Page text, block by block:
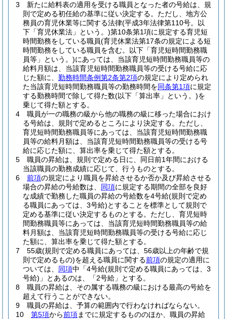
3
新たに給料表の適用を受ける職員となった者の号給は、規
則で定める初任給の基準に従い決定する。 ただし、地方公
務員の育児休業等に関する法律(平成3年法律第110号。以
下「育児休業法」という。)第10条第1項に規定する育児短
時間勤務をしている職員(育児休業法第17条の規定による短
時間勤務をしている職員を含む。以下「育児短時間勤務職
員等」という。)にあっては、当該育児短時間勤務職員等の
給料月額は、当該育児短時間勤務職員等の受ける号給に応
じた額に、 勤務時間条例第2条第2項の規定により定められ
た当該育児短時間勤務職員等の勤務時間を同条第1項に規定
する勤務時間で除して得た数(以下「算出率」という。)を
乗じて得た額とする。
4
職員が一の職務の級から他の職務の級に移った場合におけ
る号給は、規則で定めるところにより決定する。 ただし、
育児短時間勤務職員等にあっては、当該育児短時間勤務職
員等の給料月額は、当該育児短時間勤務職員等の受ける号
給に応じた額に、算出率を乗じて得た額とする。
5
職員の昇給は、規則で定める日に、同日前1年間における
当該職員の勤務成績に応じて、行うものとする。
6
前項の規定により職員を昇給させるか否か及び昇給させる
場合の昇給の号給数は、 同項に規定する期間の全部を良好
な成績で勤務した職員の昇給の号給数を4号給(規則で定め
る職員にあっては、3号給)とすることを標準として規則で
定める基準に従い決定するものとする。 ただし、育児短時
間勤務職員等にあっては、当該育児短時間勤務職員等の給
料月額は、当該育児短時間勤務職員等の受ける号給に応じ
た額に、算出率を乗じて得た額とする。
7
55歳(規則で定める職員にあっては、56歳以上の年齢で規
則で定めるもの)を超える職員に関する前項の規定の適用に
ついては、 同項中「4号給(規則で定める職員にあっては、3
号給) 」とあるのは、「2号給」とする。
8
職員の昇給は、その属する職務の級における最高の号給を
超えて行うことができない。
9
職員の昇給は、予算の範囲内で行わなければならない。
10
第5項から前項までに規定するもののほか、職員の昇給